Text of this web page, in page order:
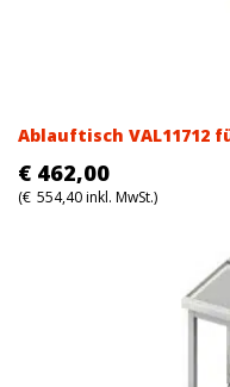
Ablauftisch VAL11712
€ 462,00
(€ 554,40inkl. MwSt.)